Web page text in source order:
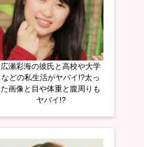
広瀬彩海の彼氏と高校や大学
などの私生活がヤバイ!?太っ
た画像と目や体重と腹周りも
ヤバイ!?